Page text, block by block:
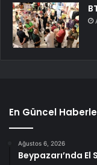
En Güncel
Ağustos 6, 2026
Beypazarı’nda